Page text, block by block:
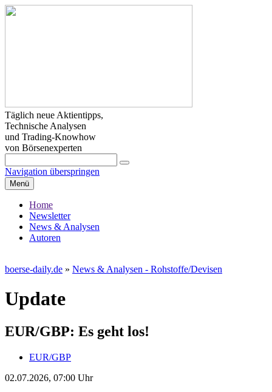
Täglich neue Aktientipps,
Technische Analysen
und Trading-Knowhow
von Börsenexperten
Navigation überspringen
Menü
Home
Newsletter
News & Analysen
Autoren
boerse-daily.de » News & Analysen - Rohstoffe/Devisen
Update
EUR/GBP: Es geht los!
EUR/GBP
02.07.2026, 07:00 Uhr